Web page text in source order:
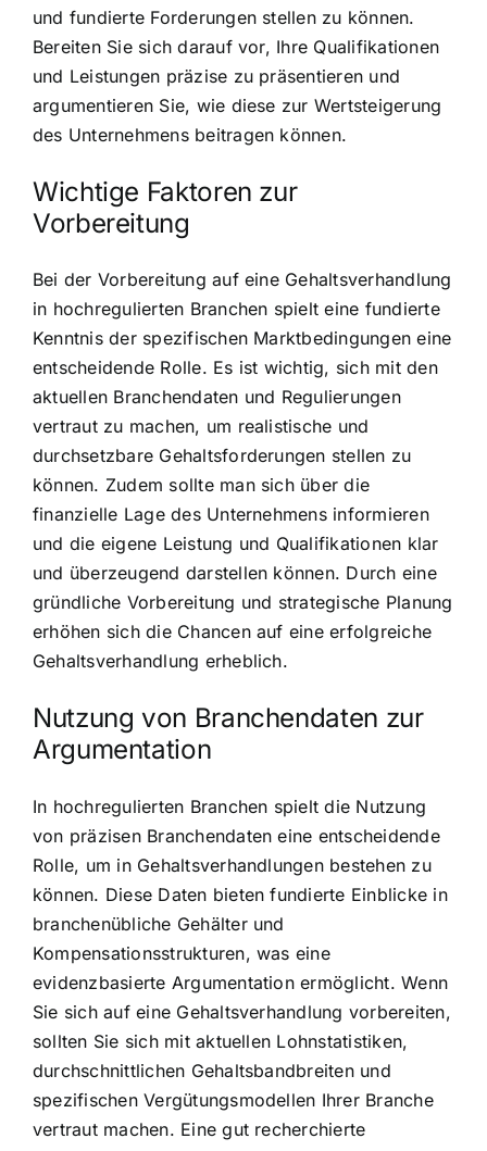
und fundierte Forderungen stellen zu können.
Bereiten Sie sich darauf vor, Ihre Qualifikationen
und Leistungen präzise zu präsentieren und
argumentieren Sie, wie diese zur Wertsteigerung
des Unternehmens beitragen können.
Wichtige Faktoren zur
Vorbereitung
Bei der Vorbereitung auf eine Gehaltsverhandlung
in hochregulierten Branchen spielt eine fundierte
Kenntnis der spezifischen Marktbedingungen eine
entscheidende Rolle. Es ist wichtig, sich mit den
aktuellen Branchendaten und Regulierungen
vertraut zu machen, um realistische und
durchsetzbare Gehaltsforderungen stellen zu
können. Zudem sollte man sich über die
finanzielle Lage des Unternehmens informieren
und die eigene Leistung und Qualifikationen klar
und überzeugend darstellen können. Durch eine
gründliche Vorbereitung und strategische Planung
erhöhen sich die Chancen auf eine erfolgreiche
Gehaltsverhandlung erheblich.
Nutzung von Branchendaten zur
Argumentation
In hochregulierten Branchen spielt die Nutzung
von präzisen Branchendaten eine entscheidende
Rolle, um in Gehaltsverhandlungen bestehen zu
können. Diese Daten bieten fundierte Einblicke in
branchenübliche Gehälter und
Kompensationsstrukturen, was eine
evidenzbasierte Argumentation ermöglicht. Wenn
Sie sich auf eine Gehaltsverhandlung vorbereiten,
sollten Sie sich mit aktuellen Lohnstatistiken,
durchschnittlichen Gehaltsbandbreiten und
spezifischen Vergütungsmodellen Ihrer Branche
vertraut machen. Eine gut recherchierte